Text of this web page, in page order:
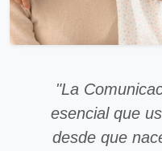
"La
esencial que
desde que